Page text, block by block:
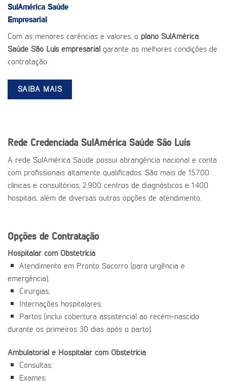
SulAmérica Saúde
Empresarial
Com as menores carências e valores, o plano SulAmérica
Saúde São Luís empresarial garante as melhores condições de
contratação.
SAIBA MAIS
Rede Credenciada SulAmérica Saúde São Luís
A rede SulAmérica Saúde possui abrangência nacional e conta
com profissionais altamente qualificados. São mais de 15.700
clínicas e consultórios, 2.900 centros de diagnósticos e 1.400
hospitais, além de diversas outras opções de atendimento.
Opções de Contratação
Hospitalar com Obstetrícia
Atendimento em Pronto Socorro (para urgência e
emergência);
Cirurgias;
Internações hospitalares;
Partos (inclui cobertura assistencial ao recém-nascido
durante os primeiros 30 dias após o parto).
Ambulatorial e Hospitalar com Obstetrícia
Consultas;
Exames;